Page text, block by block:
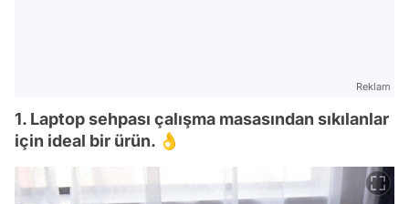
Reklam
1. Laptop sehpası çalışma masasından sıkılanlar
için ideal bir ürün. 👌